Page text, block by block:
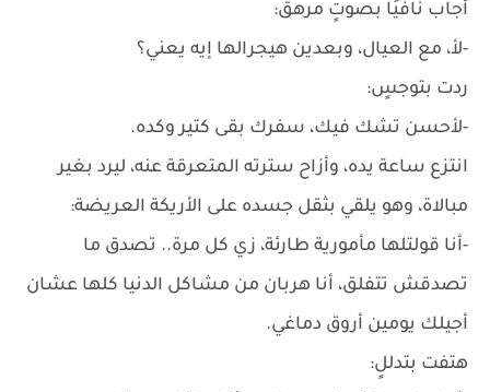
أجاب نافيًا بصوتٍ مرهق:
-لأ، مع العيال، وبعدين هيجرالها إيه يعني؟
ردت بتوجسٍ:
-لأحسن تشك فيك، سفرك بقى كتير وكده.
انتزع ساعة يده، وأزاح سترته المتعرقة عنه، ليرد بغير
مبالاة، وهو يلقي بثقل جسده على الأريكة العريضة:
-أنا قولتلها مأمورية طارئة، زي كل مرة.. تصدق ما
تصدقش تتفلق، أنا هربان من مشاكل الدنيا كلها عشان
أجيلك يومين أروق دماغي.
هتفت بتدللٍ: